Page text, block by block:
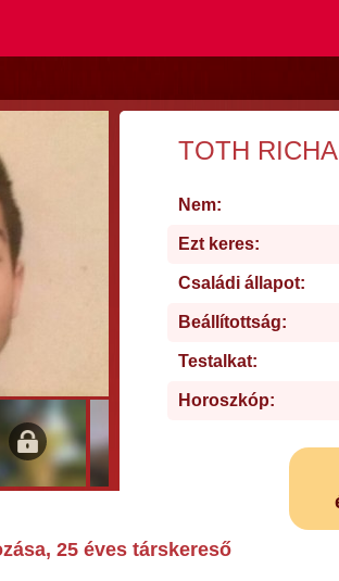
TOTH
Nem:
Ezt keres:
Családi állapot:
Beállítottság:
Testalkat:
Horoszkóp:
25 éves társkereső